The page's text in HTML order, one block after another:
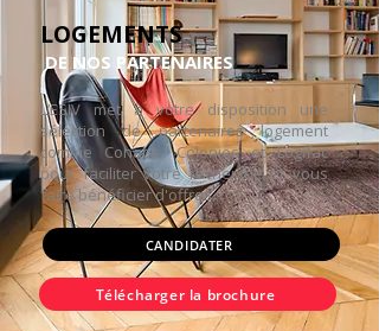
L’ESIV met à votre disposition une
sélection de partenaires logement
comme Cohabs, Colonies et Logifac
pour faciliter votre recherche et vous
faire bénéficier d'offres.
LOGEMENTS
DE NOS PARTENAIRES
CANDIDATER
Télécharger la brochure